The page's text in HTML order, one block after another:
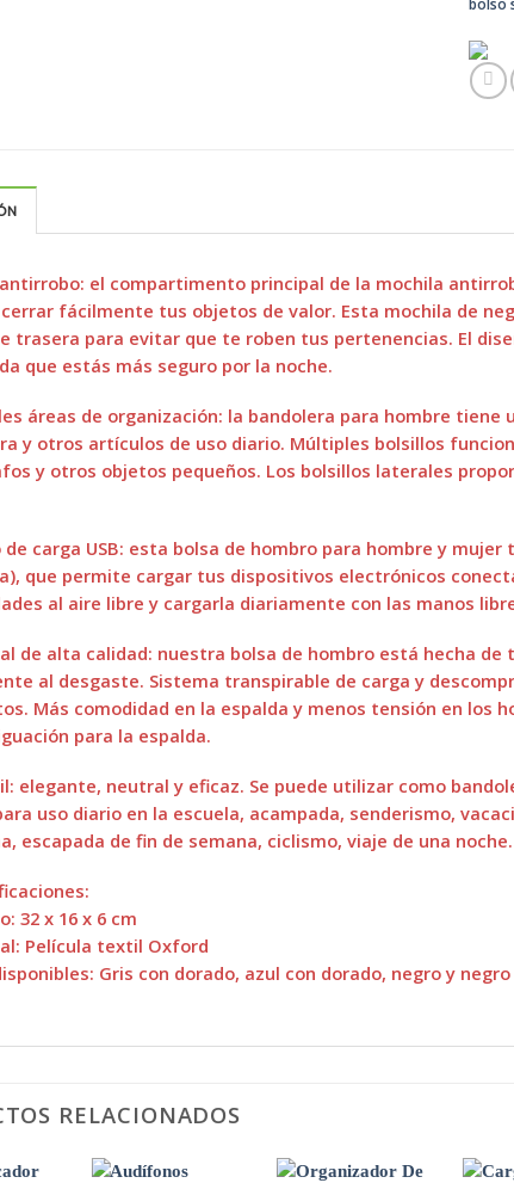
bolso
el compartimento principal de la mochila
fácilmente tus objetos de valor. Esta mochila de
trasera para evitar que te roben tus pertenencias. El
que estás más seguro por la noche.
áreas de organización: la bandolera para hombre
y otros artículos de uso diario. Múltiples bolsillos
y otros objetos pequeños. Los bolsillos laterales
de carga USB: esta bolsa de hombro para hombre y
que permite cargar tus dispositivos electrónicos
al aire libre y cargarla diariamente con las manos
de alta calidad: nuestra bolsa de hombro está hecha
al desgaste. Sistema transpirable de carga y
Más comodidad en la espalda y menos tensión en los
para la espalda.
elegante, neutral y eficaz. Se puede utilizar como
uso diario en la escuela, acampada, senderismo,
escapada de fin de semana, ciclismo, viaje de una noche.
32 x 16 x 6 cm
Película textil Oxford
Gris con dorado, azul con dorado, negro y
RELACIONADOS